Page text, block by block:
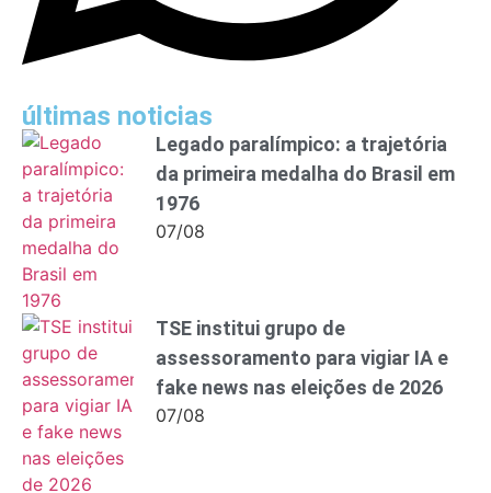
últimas noticias
Legado paralímpico: a trajetória
da primeira medalha do Brasil em
1976
07/08
TSE institui grupo de
assessoramento para vigiar IA e
fake news nas eleições de 2026
07/08